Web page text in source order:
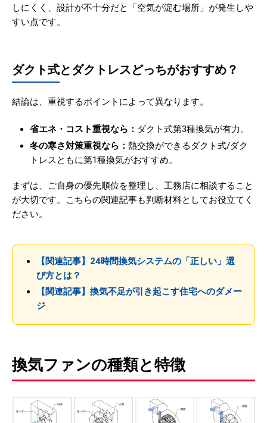
しにくく、設計が不十分だと「空気が淀む場所」が発生しや
すい点です。
ダクト式とダクトレスどっちがおすすめ？
結論は、重視するポイントによって異なります。
省エネ・コスト重視なら： ダクト式第3種換気が有力。
冬の寒さ対策重視なら： 熱交換ができるダクト式/ダク
トレスともに第1種換気がおすすめ。
まずは、ご自身の優先順位を整理し、工務店に相談すること
が大切です。こちらの関連記事も判断材料としてお役立てく
ださい。
【関連記事】24時間換気システムの「正しい」選
び方とは？
【関連記事】換気不足が引き起こす住宅へのダメー
ジ
換気ファンの種類と特徴